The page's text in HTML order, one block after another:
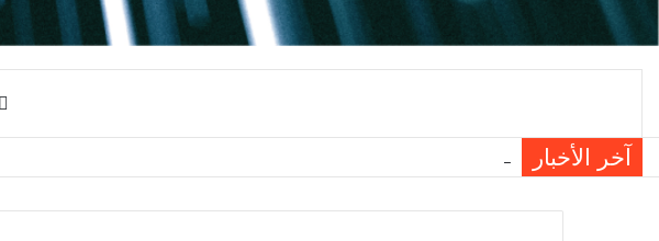
آخر الأخبار سامسونج تعزز الثقة بالهواتف القابلة للطي عبر